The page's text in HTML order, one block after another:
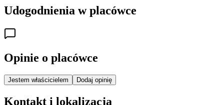
Udogodnienia w placówce
Opinie o placówce
Jestem właścicielem Dodaj opinię
Kontakt i lokalizacja